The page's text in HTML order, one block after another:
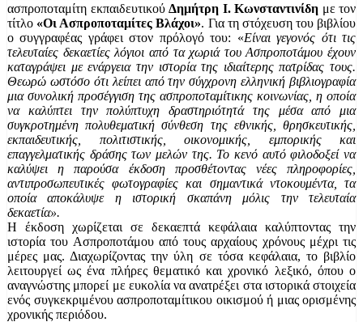
ασπροποταμίτη εκπαιδευτικού Δημήτρη Ι. Κωνσταντινίδη με τον
τίτλο «Οι Ασπροποταμίτες Βλάχοι». Για τη στόχευση του βιβλίου
ο συγγραφέας γράφει στον πρόλογό του: «Είναι γεγονός ότι τις
τελευταίες δεκαετίες λόγιοι από τα χωριά του Ασπροποτάμου έχουν
καταγράψει με ενάργεια την ιστορία της ιδιαίτερης πατρίδας τους.
Θεωρώ ωστόσο ότι λείπει από την σύγχρονη ελληνική βιβλιογραφία
μια συνολική προσέγγιση της ασπροποταμίτικης κοινωνίας, η οποία
να καλύπτει την πολύπτυχη δραστηριότητά της μέσα από μια
συγκροτημένη πολυθεματική σύνθεση της εθνικής, θρησκευτικής,
εκπαιδευτικής, πολιτιστικής, οικονομικής, εμπορικής και
επαγγελματικής δράσης των μελών της. Το κενό αυτό φιλοδοξεί να
καλύψει η παρούσα έκδοση προσθέτοντας νέες πληροφορίες,
αντιπροσωπευτικές φωτογραφίες και σημαντικά ντοκουμέντα, τα
οποία αποκάλυψε η ιστορική σκαπάνη μόλις την τελευταία
δεκαετία».
Η έκδοση χωρίζεται σε δεκαεπτά κεφάλαια καλύπτοντας την
ιστορία του Ασπροποτάμου από τους αρχαίους χρόνους μέχρι τις
μέρες μας. Διαχωρίζοντας την ύλη σε τόσα κεφάλαια, το βιβλίο
λειτουργεί ως ένα πλήρες θεματικό και χρονικό λεξικό, όπου ο
αναγνώστης μπορεί με ευκολία να ανατρέξει στα ιστορικά στοιχεία
ενός συγκεκριμένου ασπροποταμίτικου οικισμού ή μιας ορισμένης
χρονικής περιόδου.